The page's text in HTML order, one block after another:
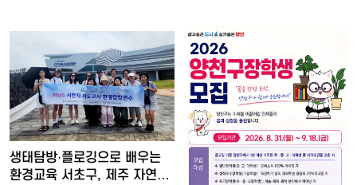
생태탐방·플로깅으로 배우는
환경교육 서초구, 제주 자연…